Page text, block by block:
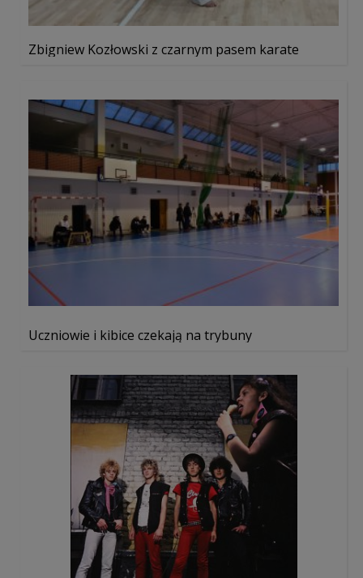
Zbigniew Kozłowski z czarnym pasem karate
Uczniowie i kibice czekają na trybuny